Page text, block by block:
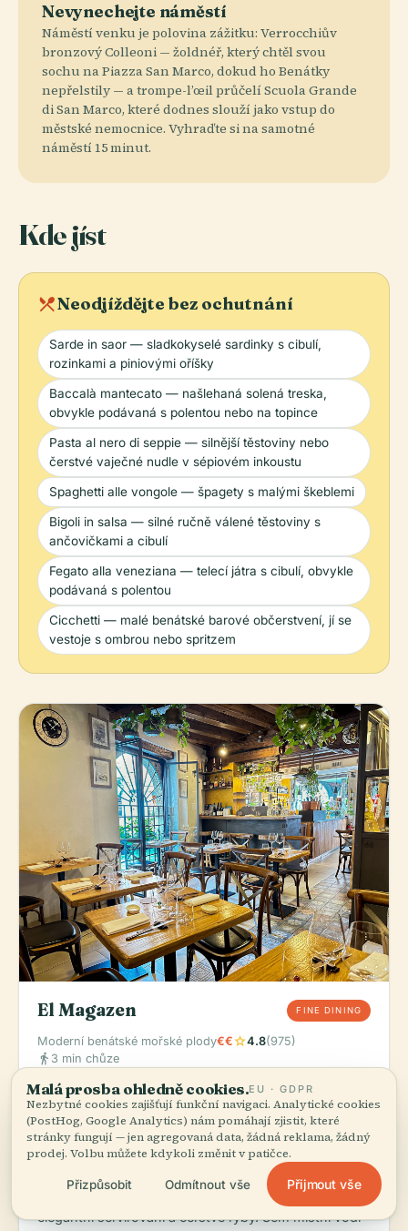
Nevynechejte náměstí
Náměstí venku je polovina zážitku: Verrocchiův
bronzový Colleoni — žoldnéř, který chtěl svou
sochu na Piazza San Marco, dokud ho Benátky
nepřelstily — a trompe-l’œil průčelí Scuola Grande
di San Marco, které dodnes slouží jako vstup do
městské nemocnice. Vyhraďte si na samotné
náměstí 15 minut.
Kde jíst
local_diningNeodjíždějte bez ochutnání
Sarde in saor — sladkokyselé sardinky s cibulí,
rozinkami a piniovými oříšky
Baccalà mantecato — našlehaná solená treska,
obvykle podávaná s polentou nebo na topince
Pasta al nero di seppie — silnější těstoviny nebo
čerstvé vaječné nudle v sépiovém inkoustu
Spaghetti alle vongole — špagety s malými škeblemi
Bigoli in salsa — silné ručně válené těstoviny s
ančovičkami a cibulí
Fegato alla veneziana — telecí játra s cibulí, obvykle
podávaná s polentou
Cicchetti — malé benátské barové občerstvení, jí se
vestoje s ombrou nebo spritzem
El Magazen FINE DINING
Moderní benátské mořské plody€€star4.8(975)
directions_walk 3 min chůze
Objednat:Začněte smaženými sardinkami, pak
pokračujte degustačním menu nebo domácími
gnocchi. Kreativní mořské předkrmy tu ukazují
skutečnou dovednost bez zbytečné okázalosti.
Tohle je uhlazená, kuchařsky vedená volba poblíž
baziliky: malý podnik u kanálu, trvale chválený za
elegantní servírování a čerstvé ryby. Sem místní vodí
Malá prosba ohledně cookies.EU · GDPR
Nezbytné cookies zajišťují funkční navigaci. Analytické cookies
(PostHog, Google Analytics) nám pomáhají zjistit, které
stránky fungují — jen agregovaná data, žádná reklama, žádný
prodej. Volbu můžete kdykoli změnit v patičce.
Přizpůsobit Odmítnout vše Přijmout vše